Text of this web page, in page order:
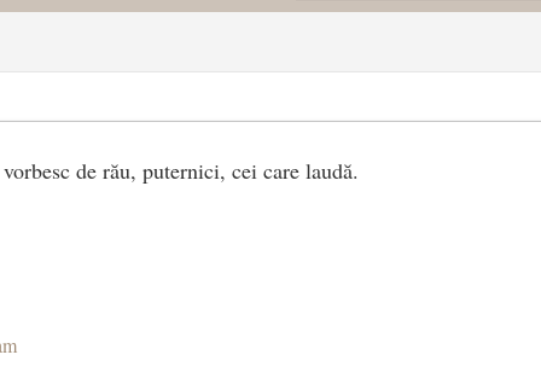
de rău, puternici, cei care laudă.